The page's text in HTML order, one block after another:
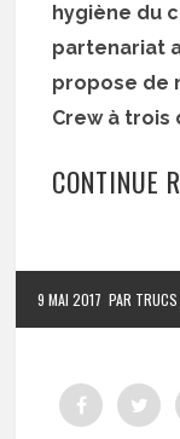
hygiène du
partenariat
propose de
Crew à trois
CONTINUE
9 MAI 2017 PAR TRUCS